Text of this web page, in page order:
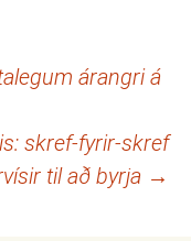
árangri á
skref-fyrir-skref
til að byrja →